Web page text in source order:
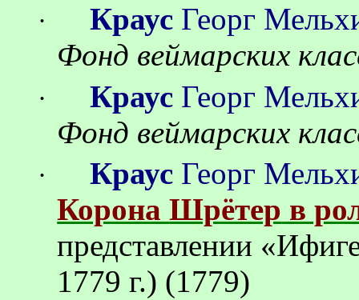
· Краус Георг
Фонд веймарских
· Краус Георг
Фонд веймарских
· Краус Георг
КоронаШрётер в
представлении «
1779 г.) (1779)